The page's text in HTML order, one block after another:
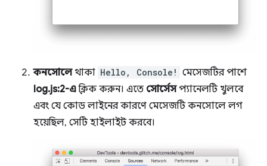
কনসোলেথাকা Hello, Console! মেসেজটির পাশে
log.js:2-এক্লিক করুন। এতে সোর্সেসপ্যানেলটি খুলবে
এবং যে কোড লাইনের কারণে মেসেজটি কনসোলে লগ
হয়েছিল, সেটি হাইলাইট করবে।